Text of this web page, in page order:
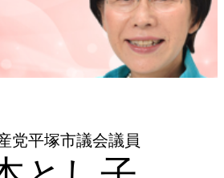
党平塚市議会議員